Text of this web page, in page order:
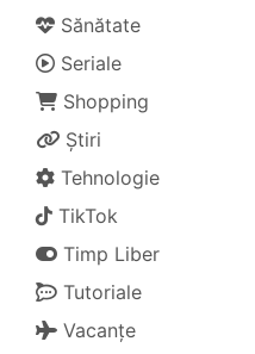
Sănătate
Seriale
Shopping
Știri
Tehnologie
TikTok
Timp Liber
Tutoriale
Vacanțe